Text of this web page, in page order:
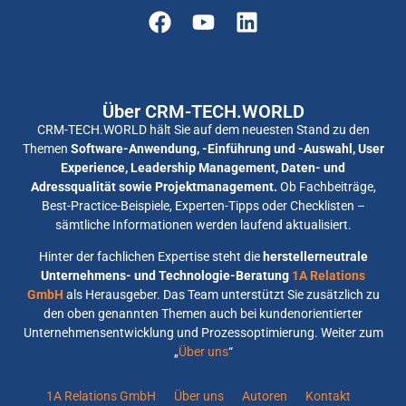
Über CRM-TECH.WORLD
CRM-TECH.WORLD hält Sie auf dem neuesten Stand zu den
Themen Software-Anwendung, -Einführung und -Auswahl, User
Experience, Leadership Management, Daten- und
Adressqualität sowie Projektmanagement. Ob Fachbeiträge,
Best-Practice-Beispiele, Experten-Tipps oder Checklisten –
sämtliche Informationen werden laufend aktualisiert.
Hinter der fachlichen Expertise steht die herstellerneutrale
Unternehmens- und Technologie-Beratung 1A Relations
GmbH als Herausgeber. Das Team unterstützt Sie zusätzlich zu
den oben genannten Themen auch bei kundenorientierter
Unternehmensentwicklung und Prozessoptimierung. Weiter zum
„Über uns“
1A Relations GmbH Über uns Autoren Kontakt